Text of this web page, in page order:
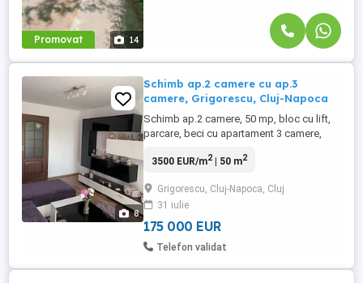
Promovat 14
8
Schimb ap.2 camere cu ap.3
camere, Grigorescu, Cluj-Napoca
Schimb ap.2 camere, 50 mp, bloc cu lift,
parcare, beci cu apartament 3 camere,
diferența de preț. Nu colaborez cu agenții
3500 EUR/m2| 50 m2
Grigorescu, Cluj-Napoca, Cluj
31 iulie
175 000 EUR
Telefon validat